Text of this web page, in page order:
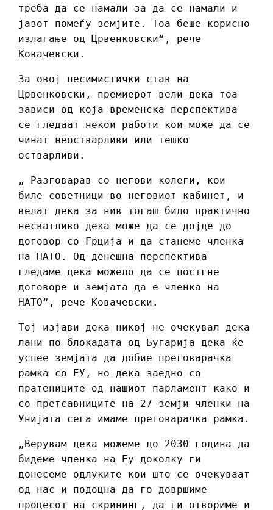
треба да се намали за да се намали и
јазот помеѓу земјите. Тоа беше корисно
излагање од Црвенковски“, рече
Ковачевски.
За овој песимистички став на
Црвенковски, премиерот вели дека тоа
зависи од која временска перспектива
се гледаат некои работи кои може да се
чинат неостварливи или тешко
остварливи.
„ Разговарав со негови колеги, кои
биле советници во неговиот кабинет, и
велат дека за нив тогаш било практично
несватливо дека може да се дојде до
договор со Грција и да станеме членка
на НАТО. Од денешна перспектива
гледаме дека можело да се постгне
договоре и земјата да е членка на
НАТО“, рече Ковачевски.
Тој изјави дека никој не очекувал дека
лани по блокадата од Бугарија дека ќе
успее земјата да добие преговарачка
рамка со ЕУ, но дека заедно со
пратениците од нашиот парламент како и
со претсавниците на 27 земји членки на
Унијата сега имаме преговарачка рамка.
„Верувам дека можеме до 2030 година да
бидеме членка на Еу доколку ги
донесеме одлуките кои што се очекуваат
од нас и подоцна да го довршиме
процесот на скрининг, да ги отвориме и